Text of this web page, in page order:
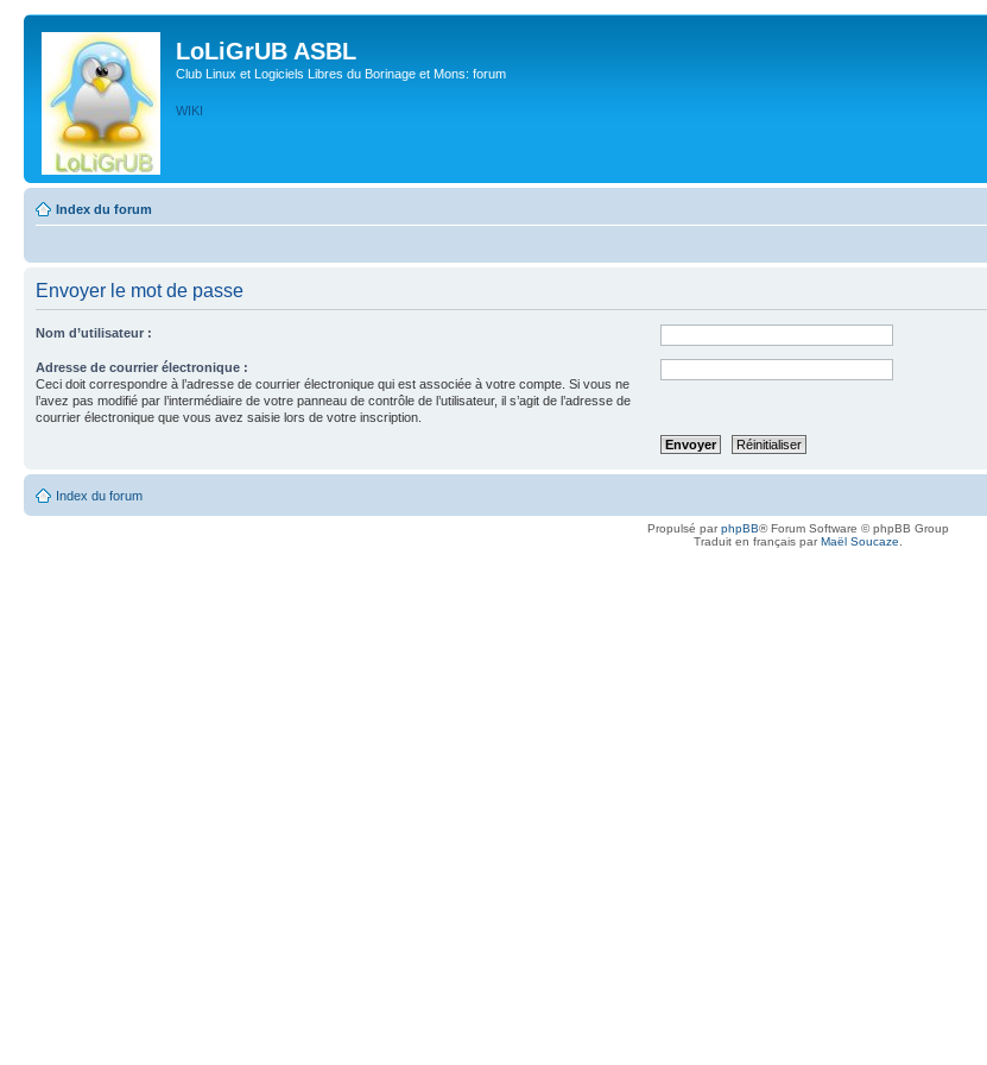
LoLiGrUB ASBL
Club Linux et Logiciels Libres du Borinage et Mons: forum
WIKI
Index du forum
Envoyer le mot de passe
Nom d’utilisateur :
Adresse de courrier électronique :
Ceci doit correspondre à l’adresse de courrier électronique qui est associée à votre compte. Si vous ne
l’avez pas modifié par l’intermédiaire de votre panneau de contrôle de l’utilisateur, il s’agit de l’adresse de
courrier électronique que vous avez saisie lors de votre inscription.
Index du forum
Propulsé parphpBB® Forum Software © phpBB Group
Traduit en français parMaël Soucaze